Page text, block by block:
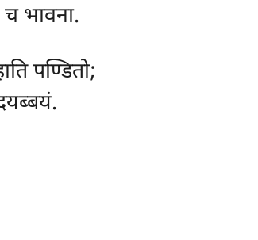
च भावना.
पण्डितो;